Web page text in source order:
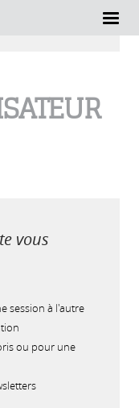
vous
session à l'autre
ou pour une